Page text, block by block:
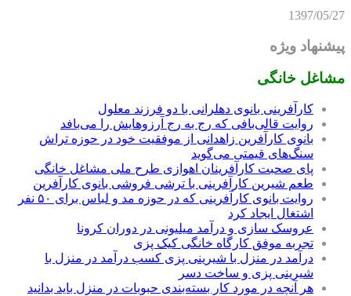
1397/05/27
پیشنهاد ویژه
مشاغل خانگی
کارآفرینی بانوی دهلرانی با دو فرزند معلول
روایت قالی‌بافی که رج به رج آرزوهایش را می‌بافد
بانوی کارآفرین زاهدانی از موفقیت خود در حوزه تراش
سنگ‌های قیمتی می‌گوید
پای صحبت کارآفرینان اهوازی طرح ملی مشاغل خانگی
طعم شیرین کارآفرینی با ترشی فروشی بانوی کارآفرین
روایت بانوی کارآفرینی که در حوزه مد و لباس برای ۵۰ نفر
اشتغال ایجاد کرد
عروسک سازی و درآمد میلیونی در دوران کرونا
تجربه موفق کارگاه خانگی کیک پزی
درآمد در منزل با شیرینی پزی کسب درآمد در منزل با
شیرینی پزی و ساخت دسر
هر آنچه در مورد کار بسته‌بندی حبوبات در منزل باید بدانید